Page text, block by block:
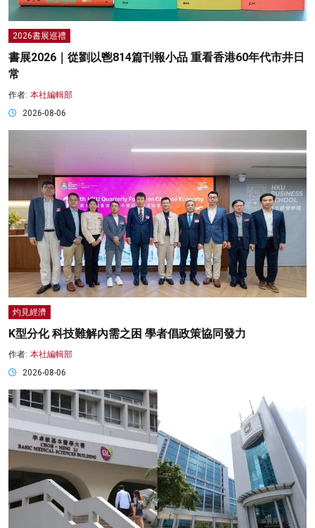
2026書展巡禮
書展2026｜從劉以鬯814篇刊報小品 重看香港60年代市井日
常
作者: 本社編輯部
2026-08-06
灼見經濟
K型分化 科技難解內需之困 學者倡政策協同發力
作者: 本社編輯部
2026-08-06